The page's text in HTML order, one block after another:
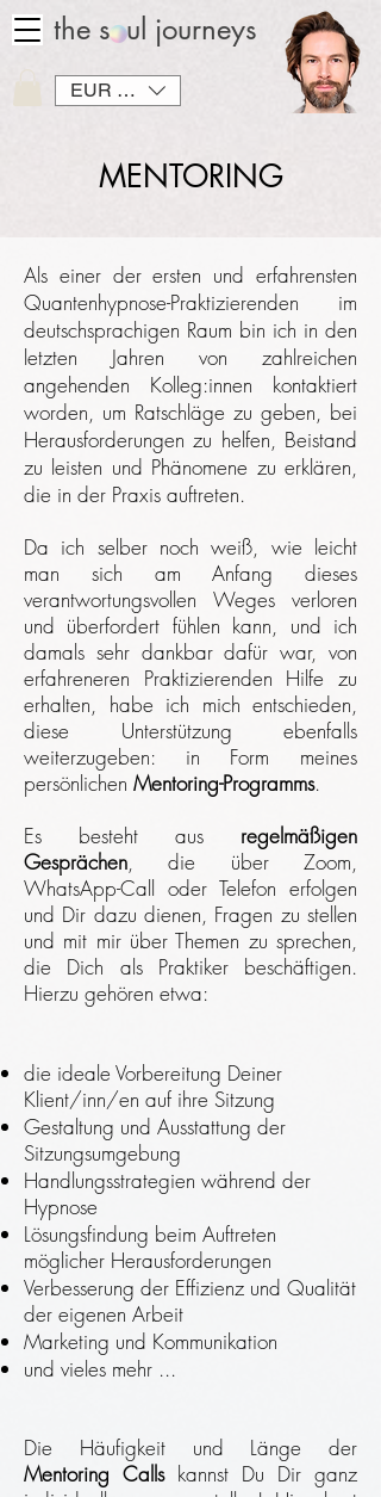
the soul journeys
EUR (€)
MENTORING
Als einer der ersten und erfahrensten
Quantenhypnose-Praktizierenden im
deutschsprachigen Raum bin ich in den
letzten Jahren von zahlreichen
angehenden Kolleg:innen kontaktiert
worden, um Ratschläge zu geben, bei
Herausforderungen zu helfen, Beistand
zu leisten und Phänomene zu erklären,
die in der Praxis auftreten.
Da ich selber noch weiß, wie leicht
man sich am Anfang dieses
verantwortungsvollen Weges verloren
und überfordert fühlen kann, und ich
damals sehr dankbar dafür war, von
erfahreneren Praktizierenden Hilfe zu
erhalten, habe ich mich entschieden,
diese Unterstützung ebenfalls
weiterzugeben: in Form meines
persönlichen Mentoring-Programms.
Es besteht aus regelmäßigen
Gesprächen, die über Zoom,
WhatsApp-Call oder Telefon erfolgen
und Dir dazu dienen, Fragen zu stellen
und mit mir über Themen zu sprechen,
die Dich als Praktiker beschäftigen.
Hierzu gehören etwa:
die ideale Vorbereitung Deiner
Klient/inn/en auf ihre Sitzung
Gestaltung und Ausstattung der
Sitzungsumgebung
Handlungsstrategien während der
Hypnose
Lösungsfindung beim Auftreten
möglicher Herausforderungen
Verbesserung der Effizienz und Qualität
der eigenen Arbeit
Marketing und Kommunikation
und vieles mehr ...
Die Häufigkeit und Länge der
Mentoring Callskannst Du Dir ganz